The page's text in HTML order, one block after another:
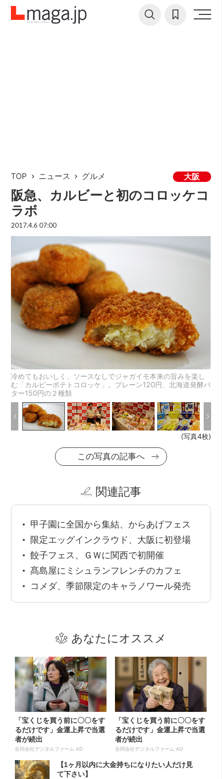
TOP ニュース グルメ 大阪
阪急、カルビーと初のコロッケコ
ラボ
2017.4.6 07:00
冷めてもおいしく、ソースなしでジャガイモ本来の旨みを楽し
む「カルビーポテトコロッケ」。プレーン120円、北海道発酵バ
ター150円の２種類
(写真4枚)
この写真の記事へ
関連記事
甲子園に全国から集結、からあげフェス
限定エッグインクラウド、大阪に初登場
餃子フェス、ＧＷに関西で初開催
髙島屋にミシュランフレンチのカフェ
コメダ、季節限定のキャラノワール発売
あなたにオススメ
「宝くじを買う前に〇〇をす
るだけです」金運上昇で当選
者が続出
合同会社デジタルファーム AD
「宝くじを買う前に〇〇をす
るだけです」金運上昇で当選
者が続出
合同会社デジタルファーム AD
【1ヶ月以内に大金持ちになりたい人だけ見
て下さい】